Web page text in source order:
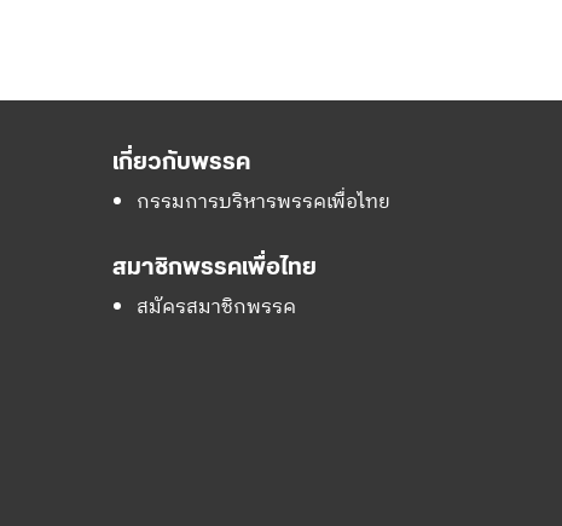
เกี่ยวกับพรรค
กรรมการบริหารพรรคเพื่อไทย
สมาชิกพรรคเพื่อไทย
สมัครสมาชิกพรรค